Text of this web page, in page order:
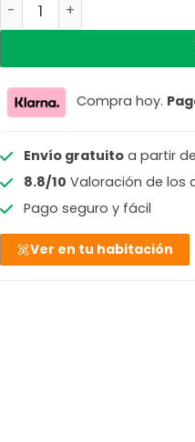
Compra hoy.
Envío gratuitoa partir
8.8/10 Valoración de los
Pago seguro y fácil
Ver en tu habitación